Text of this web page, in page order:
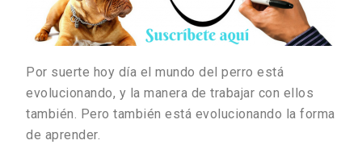
Por suerte hoy día el mundo del perro está
evolucionando, y la manera de trabajar con ellos
también. Pero también está evolucionando la forma
de aprender.